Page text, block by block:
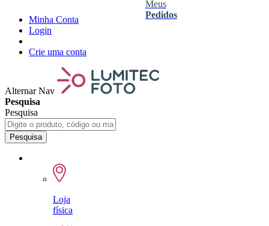
Minha Conta
Login
Crie uma conta
Alternar Nav
Pesquisa
Pesquisa
Pesquisa
Loja
física
Meus
Pedidos